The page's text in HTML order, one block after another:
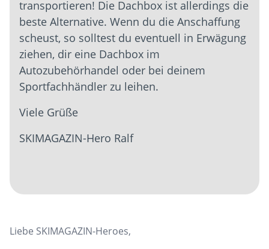
transportieren! Die Dachbox ist allerdings die
beste Alternative. Wenn du die Anschaffung
scheust, so solltest du eventuell in Erwägung
ziehen, dir eine Dachbox im
Autozubehörhandel oder bei deinem
Sportfachhändler zu leihen.
Viele Grüße
SKIMAGAZIN-Hero Ralf
Liebe SKIMAGAZIN-Heroes,